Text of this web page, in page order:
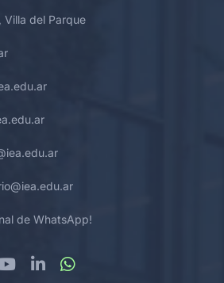
Villa del Parque
de WhatsApp!